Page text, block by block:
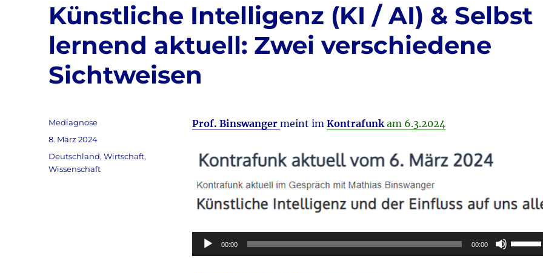
Künstliche Intelligenz (KI / AI) & Selbst
lernend aktuell: Zwei verschiedene
Sichtweisen
Prof. Binswanger meint im Kontrafunk am 6.3.2024
Audio-
Player
00:00 00:00
Hoch/
Autor
Mediagnose
Veröffentlicht
am
8. März 2024
Kategorien
Deutschland,Wirtschaft,
Wissenschaft